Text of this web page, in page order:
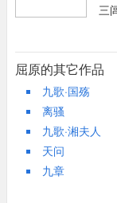
晔：光耀。
高阳：高阳氏之帝，
程：效法。
淹：滞留。
轩辕：即黄帝，姓
王乔：即王子乔，
王子为称，也叫王子
六气：据道家之说
全诗按思想感情的
第一段是总起，交
阨兮，愿轻举而远
了。到哪里远游呢
仙世界。
第二段写远游者的
由”，定下全诗感
的宁静环境，和诗
导下文诗人情绪的多
第三段提出一系列
三
白
新
屈原的其它作品
九歌·国殇
离骚
九歌·湘夫人
天问
九章